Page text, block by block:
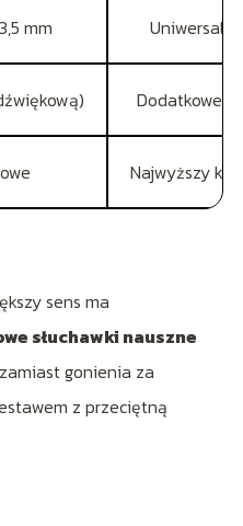
mm
Dodatkowe
Najwyższy
sens ma
słuchawki nauszne
gonienia za
z przeciętną